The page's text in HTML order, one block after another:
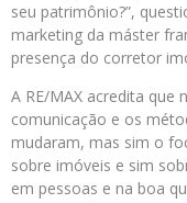
seu patrimônio?”,
marketing da máster
presença do corretor
A RE/MAX acredita que
comunicação e os
mudaram, mas sim o
sobre imóveis e sim
em pessoas e na boa